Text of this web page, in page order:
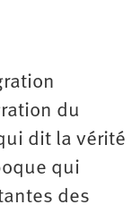
du
dit la vérité
qui
des